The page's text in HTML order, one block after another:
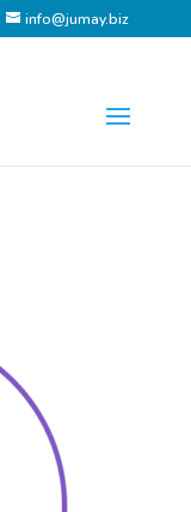
info@jumay.biz